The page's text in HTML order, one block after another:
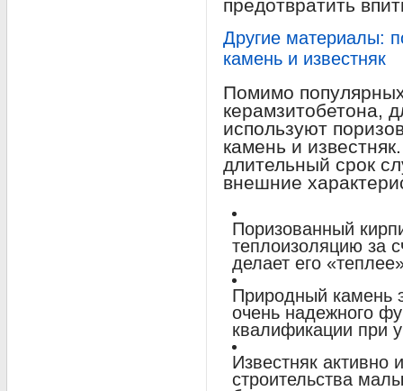
предотвратить
Другие материалы:
камень и известняк
Помимо
керамзитобетона,
используют
камень и
длительный срок
внешние
Поризованный
теплоизоляцию за
делает его
Природный камень
очень надежного
квалификации при
Известняк активно
строительства